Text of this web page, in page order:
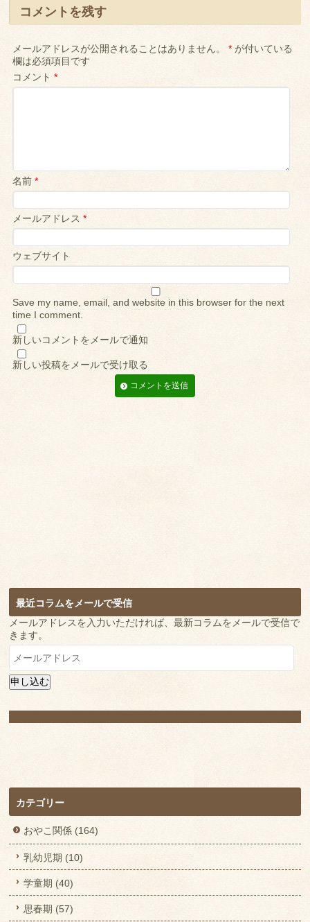
コメントを残す
メールアドレスが公開されることはありません。 * が付いている
欄は必須項目です
コメント*
名前*
メールアドレス*
ウェブサイト
Save my name, email, and website in this browser for the next
time I comment.
新しいコメントをメールで通知
新しい投稿をメールで受け取る
最近コラムをメールで受信
メールアドレスを入力いただければ、最新コラムをメールで受信で
きます。
メ
ー
ル
ア
レ
ス
申し込む
カテゴリー
おやこ関係 (164)
乳幼児期 (10)
学童期 (40)
思春期 (57)